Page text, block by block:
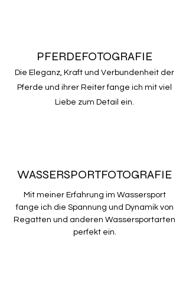
PFERDEFOTOGRAFIE
Die Eleganz, Kraft und Verbundenheit der
Pferde und ihrer Reiter fange ich mit viel
Liebe zum Detail ein.
WASSERSPORTFOTOGRAFIE
Mit meiner Erfahrung im Wassersport
fange ich die Spannung und Dynamik von
Regatten und anderen Wassersportarten
perfekt ein.